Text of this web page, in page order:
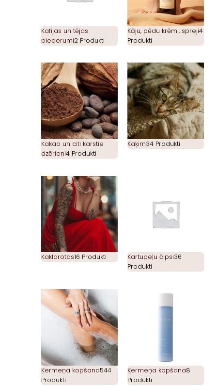
Kafijas un tējas
piederumi2 Produkti
Kāju, pēdu krēmi, spreji4
Produkti
Kakao un citi karstie
dzērieni4 Produkti
Kaķim34 Produkti
Kaklarotas16 Produkti Kartupeļu čipsi36
Produkti
Ķermeņa kopšana544
Produkti
Ķermeņa kopšana8
Produkti